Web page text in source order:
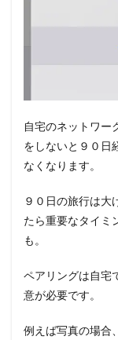
自宅のネットワー
をしないと９０日
なくなります。
９０日の旅行は大
たら重要なタイミ
も。
ペアリングは自宅
意が必要です。
例えば写真の場合